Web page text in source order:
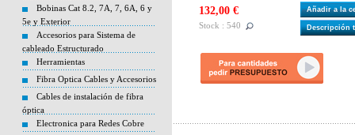
Bobinas Cat 8.2, 7A, 7, 6A, 6 y
5e y Exterior
Accesorios para Sistema de
cableado Estructurado
Herramientas
Fibra Optica Cables y Accesorios
Cables de instalación de fibra
óptica
Electronica para Redes Cobre
132,00 €
Stock : 540
Añadir a la
Descripción